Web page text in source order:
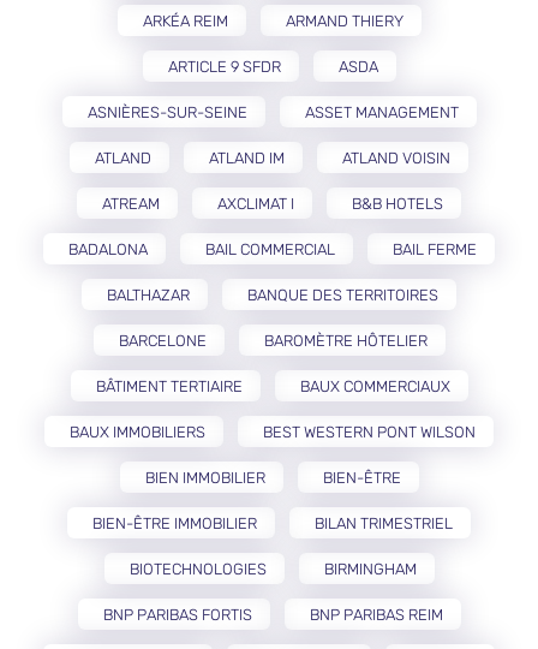
ARKÉA REIM ARMAND THIERY
ARTICLE 9 SFDR ASDA
ASNIÈRES-SUR-SEINE ASSET MANAGEMENT
ATLAND ATLAND IM ATLAND VOISIN
ATREAM AXCLIMAT I B&B HOTELS
BADALONA BAIL COMMERCIAL BAIL FERME
BALTHAZAR BANQUE DES TERRITOIRES
BARCELONE BAROMÈTRE HÔTELIER
BÂTIMENT TERTIAIRE BAUX COMMERCIAUX
BAUX IMMOBILIERS BEST WESTERN PONT WILSON
BIEN IMMOBILIER BIEN-ÊTRE
BIEN-ÊTRE IMMOBILIER BILAN TRIMESTRIEL
BIOTECHNOLOGIES BIRMINGHAM
BNP PARIBAS FORTIS BNP PARIBAS REIM